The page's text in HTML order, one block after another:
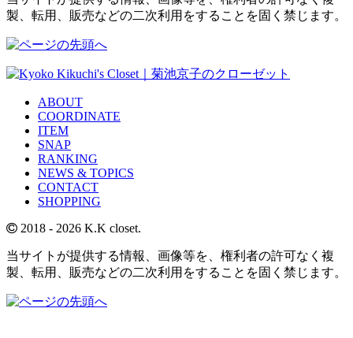
製、転用、販売などの二次利用をすることを固く禁じます。
ABOUT
COORDINATE
ITEM
SNAP
RANKING
NEWS & TOPICS
CONTACT
SHOPPING
2018 - 2026 K.K closet.
当サイトが提供する情報、画像等を、権利者の許可なく複
製、転用、販売などの二次利用をすることを固く禁じます。